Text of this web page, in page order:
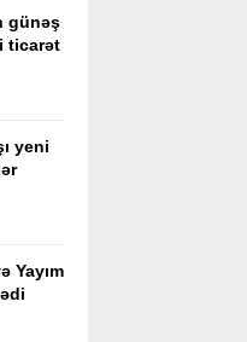
günəş
ticarət
yeni
Yayım